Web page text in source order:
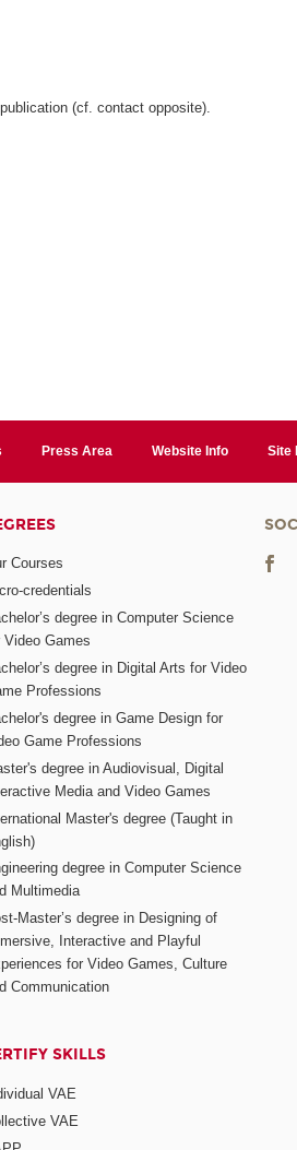
(cf. contact opposite).
Press Area Website Info Site
Courses
credentials
degree in Computer Science
Video Games
degree in Digital Arts for Video
Professions
degree in Game Design for
Game Professions
degree in Audiovisual, Digital
Media and Video Games
Master's degree (Taught in
degree in Computer Science
Multimedia
Master’s degree in Designing of
Interactive and Playful
for Video Games, Culture
Communication
SKILLS
VAE
VAE